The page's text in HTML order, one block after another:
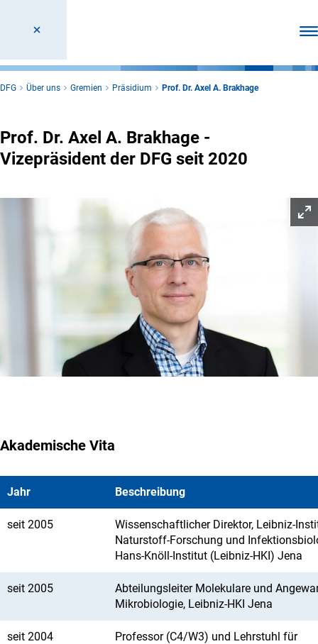
DFG Über uns Gremien Präsidium Prof. Dr. Axel A. Brakhage
Prof. Dr. Axel A. Brakhage -
Vizepräsident der DFG seit 2020
Akademische Vita
Jahr Beschreibung
seit 2005
Wissenschaftlicher Direktor, Leibniz-
Naturstoff-Forschung und
Hans-Knöll-Institut (Leibniz-HKI) Jena
seit 2005
Abteilungsleiter Molekulare und
Mikrobiologie, Leibniz-HKI Jena
seit 2004
Professor (C4/W3) und Lehrstuhl für